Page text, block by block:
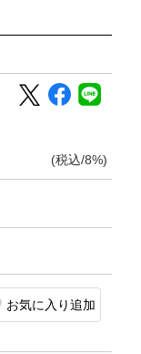
(税込/8%)
お気に入り追加